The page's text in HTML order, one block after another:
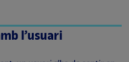
l’usuari